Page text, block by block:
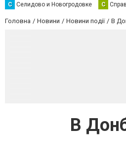
С Селидово и Новогродовке С
Головна Новини Новини події В
В